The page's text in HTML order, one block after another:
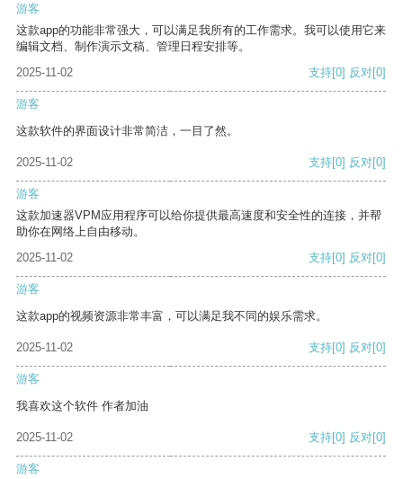
游客
这款app的功能非常强大，可以满足我所有的工作需求。我可以使用它来
编辑文档、制作演示文稿、管理日程安排等。
2025-11-02
支持[0] 反对[0]
游客
这款软件的界面设计非常简洁，一目了然。
2025-11-02 支持[0] 反对[0]
游客
这款加速器VPM应用程序可以给你提供最高速度和安全性的连接，并帮
助你在网络上自由移动。
2025-11-02
支持[0] 反对[0]
游客
这款app的视频资源非常丰富，可以满足我不同的娱乐需求。
2025-11-02 支持[0] 反对[0]
游客
我喜欢这个软件 作者加油
2025-11-02 支持[0] 反对[0]
游客